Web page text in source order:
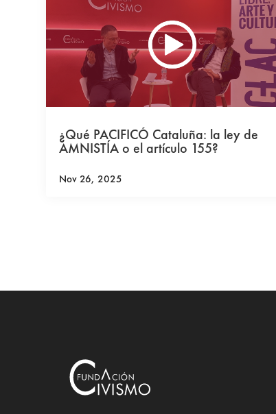
¿Qué PACIFICÓ Cataluña: la ley de
AMNISTÍA o el artículo 155?
Nov 26, 2025